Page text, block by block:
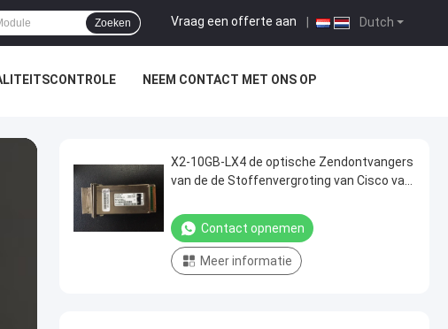
Dutch
Vraag een offerte aan
Zoeken
NEEM CONTACT MET ONS OP
X2-10GB-LX4 de optische Zendontvangers
van de de Stoffenvergroting van Cisco van
Contact opnemen
Meer informatie